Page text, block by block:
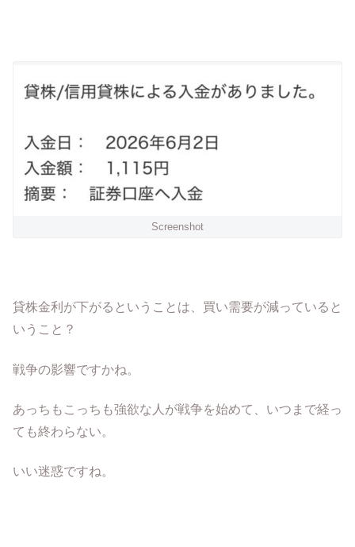
Screenshot
貸株金利が下がるということは、買い需要が減っていると
いうこと？
戦争の影響ですかね。
あっちもこっちも強欲な人が戦争を始めて、いつまで経っ
ても終わらない。
いい迷惑ですね。